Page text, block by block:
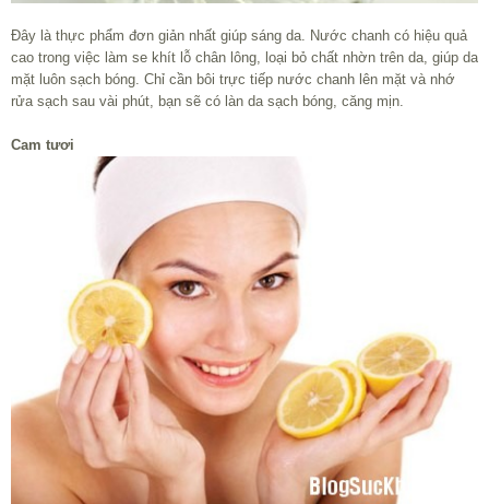
Đây là thực phẩm đơn giản nhất giúp sáng da. Nước chanh có hiệu quả
cao trong việc làm se khít lỗ chân lông, loại bỏ chất nhờn trên da, giúp da
mặt luôn sạch bóng. Chỉ cần bôi trực tiếp nước chanh lên mặt và nhớ
rửa sạch sau vài phút, bạn sẽ có làn da sạch bóng, căng mịn.
Cam tươi